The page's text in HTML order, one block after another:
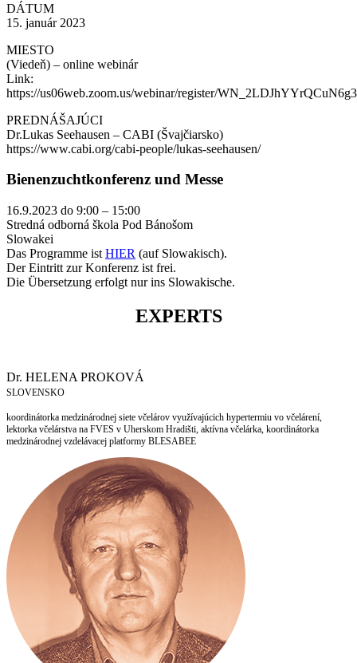
DÁTUM
15. január 2023
MIESTO
(Viedeň) – online webinár
Link:
https://us06web.zoom.us/webinar/register/
PREDNÁŠAJÚCI
Dr.Lukas Seehausen – CABI (Švajčiarsko)
https://www.cabi.org/cabi-people/lukas-seehausen/
Bienenzuchtkonferenz und Messe
16.9.2023 do 9:00 – 15:00
Stredná odborná škola Pod Bánošom
Slowakei
Das Programme ist HIER (auf Slowakisch).
Der Eintritt zur Konferenz ist frei.
Die Übersetzung erfolgt nur ins Slowakische.
EXPERTS
Dr. HELENA PROKOVÁ
SLOVENSKO
koordinátorka medzinárodnej siete včelárov využívajúcich hypertermiu vo včelárení,
lektorka včelárstva na FVES v Uherskom Hradišti, aktívna včelárka, koordinátorka
medzinárodnej vzdelávacej platformy BLESABEE